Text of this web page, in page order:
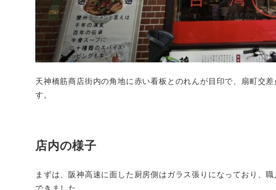
天神橋筋商店街内の角地に赤い看板とのれんが目印で、扇町交
す。
店内の様子
まずは、阪神高速に面した厨房側はガラス張りになっており、